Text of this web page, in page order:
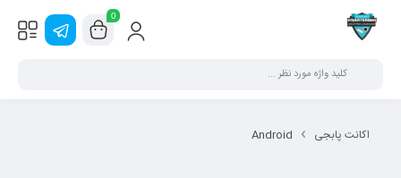
0
اکانت پابجی Android